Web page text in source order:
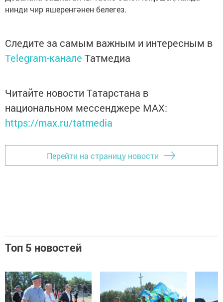
нинди чир яшеренгәнен белегез.
Следите за самым важным и интересным в
Telegram-канале Татмедиа
Читайте новости Татарстана в
национальном мессенджере MАХ:
https://max.ru/tatmedia
Перейти на страницу новости
Топ 5 новостей